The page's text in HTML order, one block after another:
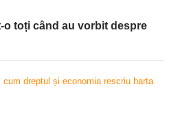
o toți când au vorbit despre